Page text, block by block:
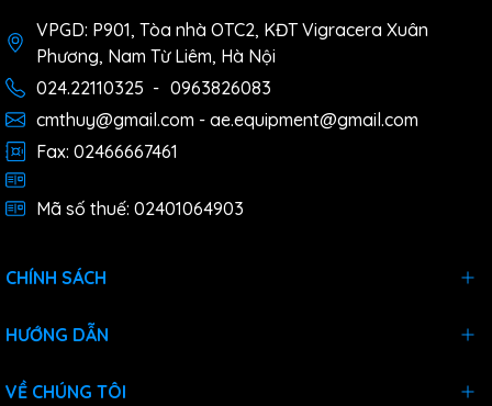
VPGD: P901, Tòa nhà OTC2, KĐT Vigracera Xuân
Phương, Nam Từ Liêm, Hà Nội
024.22110325 - 0963826083
cmthuy@gmail.com - ae.equipment@gmail.com
Fax: 02466667461
Mã số thuế: 02401064903
CHÍNH SÁCH
HƯỚNG DẪN
VỀ CHÚNG TÔI